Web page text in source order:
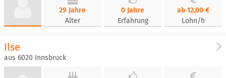
29 Jahre
Alter
0 Jahre
Erfahrung
ab 12,00 €
Lohn/h
Ilse
aus 6020 Innsbruck